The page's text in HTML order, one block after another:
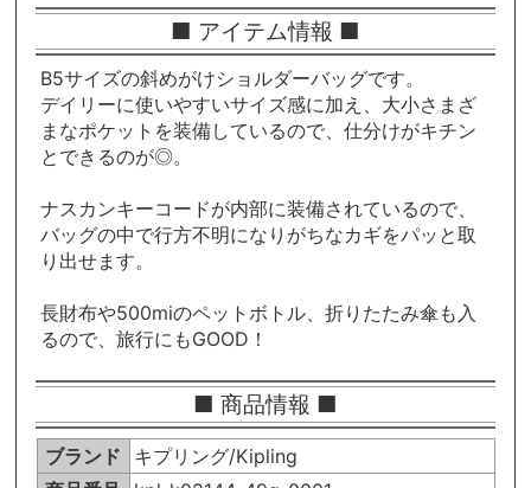
■ アイテム情報 ■
B5サイズの斜めがけショルダーバッグです。
デイリーに使いやすいサイズ感に加え、大小さまざ
まなポケットを装備しているので、仕分けがキチン
とできるのが◎。
ナスカンキーコードが内部に装備されているので、
バッグの中で行方不明になりがちなカギをパッと取
り出せます。
長財布や500miのペットボトル、折りたたみ傘も入
るので、旅行にもGOOD！
■ 商品情報 ■
ブランド
キプリング/Kipling